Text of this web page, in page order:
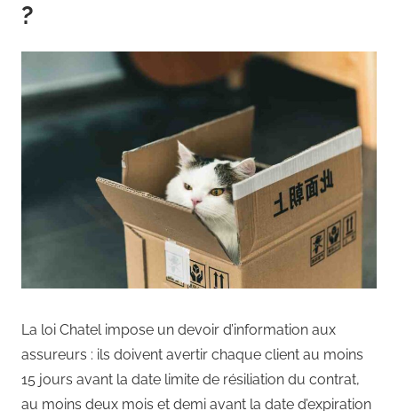
?
La loi Chatel impose un devoir d’information aux
assureurs : ils doivent avertir chaque client au moins
15 jours avant la date limite de résiliation du contrat,
au moins deux mois et demi avant la date d’expiration